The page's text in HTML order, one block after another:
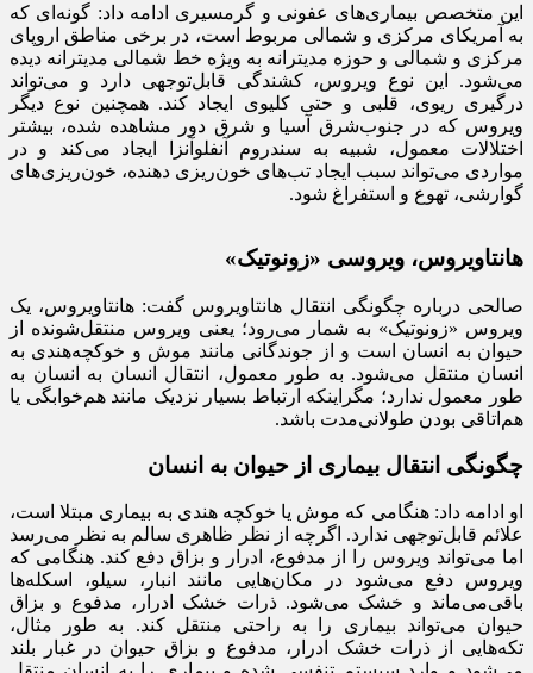
این متخصص بیماری‌های عفونی و گرمسیری ادامه داد: گونه‌ای که
به آمریکای مرکزی و شمالی مربوط است، در برخی مناطق اروپای
مرکزی و شمالی و حوزه مدیترانه به ویژه خط شمالی مدیترانه دیده
می‌شود. این نوع ویروس، کشندگی قابل‌توجهی دارد و می‌تواند
درگیری ریوی، قلبی و حتی کلیوی ایجاد کند. همچنین نوع دیگر
ویروس که در جنوب‌شرق آسیا و شرق دور مشاهده شده، بیشتر
اختلالات معمول، شبیه به سندروم آنفلوآنزا ایجاد می‌کند و در
مواردی می‌تواند سبب ایجاد تب‌های خون‌ریزی‌ دهنده، خون‌ریزی‌های
گوارشی، تهوع و استفراغ شود.
هانتاویروس، ویروسی «زونوتیک»
صالحی درباره چگونگی انتقال هانتاویروس گفت: هانتاویروس، یک
ویروس «زونوتیک» به شمار می‌رود؛ یعنی ویروس منتقل‌شونده از
حیوان به انسان است و از جوندگانی مانند موش و خوکچه‌هندی به
انسان منتقل می‌شود. به طور معمول، انتقال انسان به انسان به
طور معمول ندارد؛ مگراینکه ارتباط بسیار نزدیک مانند هم‌خوابگی یا
هم‌اتاقی بودن طولانی‌مدت باشد.
چگونگی انتقال بیماری از حیوان به انسان
او ادامه داد: هنگامی که موش یا خوکچه هندی به بیماری مبتلا است،
علائم قابل‌توجهی ندارد. اگرچه از نظر ظاهری سالم به نظر می‌رسد
اما می‌تواند ویروس را از مدفوع، ادرار و بزاق دفع کند. هنگامی که
ویروس دفع می‌شود در مکان‌هایی مانند انبار، سیلو، اسکله‌ها
باقی‌می‌ماند و خشک می‌شود. ذرات خشک ادرار، مدفوع و بزاق
حیوان می‌تواند بیماری را به راحتی منتقل کند. به طور مثال،
تکه‌هایی از ذرات خشک ادرار، مدفوع و بزاق حیوان در غبار بلند